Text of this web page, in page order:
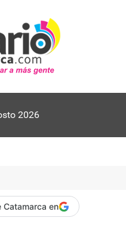
2026
Catamarca en